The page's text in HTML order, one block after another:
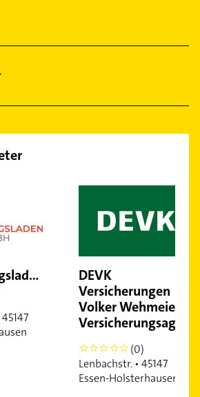
DEVK
Versicherungen
Volker Wehmeier
0
(0)
Lenbachstr. • 45147
Essen-Holsterhausen